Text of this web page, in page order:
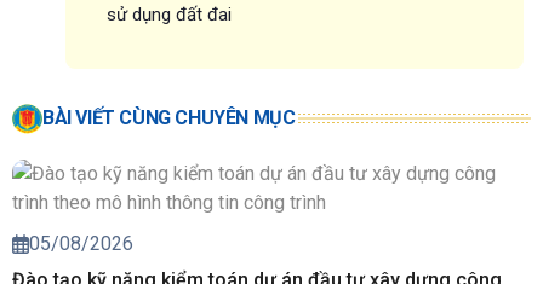
sử dụng đất đai
BÀI VIẾT CÙNG CHUYÊN MỤC
05/08/2026